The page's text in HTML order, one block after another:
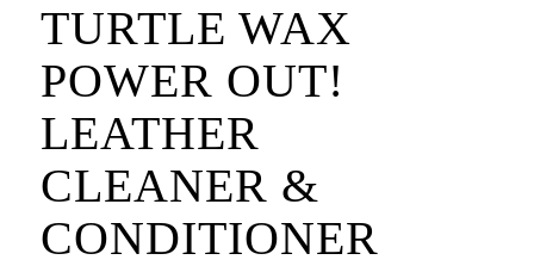
TURTLE WAX
POWER OUT!
LEATHER
CLEANER &
CONDITIONER